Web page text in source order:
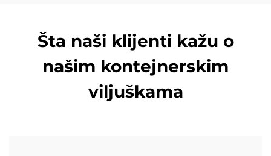
Šta naši klijenti kažu o
našim kontejnerskim
viljuškama